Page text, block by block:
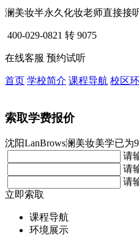
澜美妆半永久化妆老师直接接
400-029-0821 转 9075
在线客服 预约试听
首页 学校简介 课程导航 校区
索取学费报价
沈阳LanBrows澜美妆美学已
请
请
请
立即索取
课程导航
环境展示